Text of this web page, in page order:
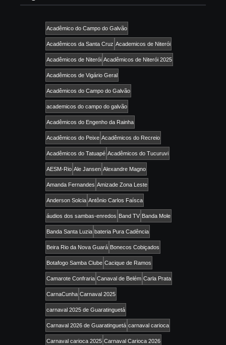
Acadêmico do Campo do Galvão
Acadêmicos da Santa Cruz Academicos de Niterói
Acadêmicos de Niterói Acadêmicos de Niterói 2025
Acadêmicos de Vigário Geral
Acadêmicos do Campo do Galvão
academicos do campo do galvão
Acadêmicos do Engenho da Rainha
Acadêmicos do Peixe Acadêmicos do Recreio
Acadêmicos do Tatuapé Acadêmicos do Tucuruvi
AESM-Rio Ale Jansen Alexandre Magno
Amanda Fernandes Amizade Zona Leste
Anderson Solcia Antônio Carlos Faísca
áudios dos sambas-enredos Band TV Banda Mole
Banda Santa Luzia bateria Pura Cadência
Beira Rio da Nova Guará Bonecos Cobiçados
Botafogo Samba Clube Cacique de Ramos
Camarote Confraria Canaval de Belém Carla Prata
CarnaCunha Carnaval 2025
carnaval 2025 de Guaratinguetá
Carnaval 2026 de Guaratinguetá carnaval carioca
Carnaval carioca 2025 Carnaval Carioca 2026